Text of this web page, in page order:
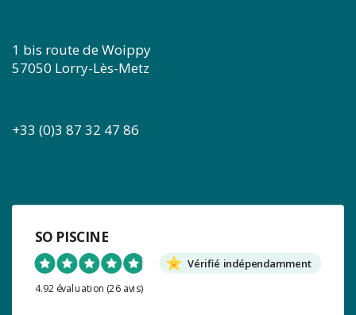
1 bis route de Woippy
57050 Lorry-Lès-Metz
+33 (0)3 87 32 47 86
SO PISCINE
Vérifié indépendamment
4.92 évaluation (26 avis)